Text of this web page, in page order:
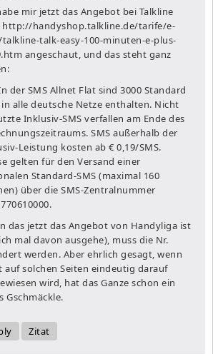
mir jetzt das Angebot bei Talkline
http://handyshop.talkline.de/tarife/e-
talk-easy-100-minuten-e-plus-
angeschaut, und das steht ganz
der SMS Allnet Flat sind 3000 Standard
in alle deutsche Netze enthalten. Nicht
Inklusiv-SMS verfallen am Ende des
SMS außerhalb der
Leistung kosten ab € 0,19/SMS.
gelten für den Versand einer
Standard-SMS (maximal 160
über die SMS-Zentralnummer
das jetzt das Angebot von Handyliga ist
mal davon ausgehe), muss die Nr.
werden. Aber ehrlich gesagt, wenn
auf solchen Seiten eindeutig darauf
wird, hat das Ganze schon ein
Gschmäckle.
Zitat